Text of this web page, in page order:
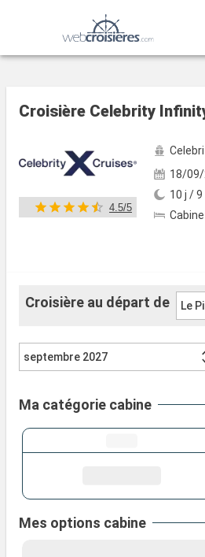
Voir les 26 autres photos
Croisière Celebrity
4.5/5
18/
10 j / 9
Croisière au départ de Le
septembre 2027
Ma catégorie cabine
Mes options cabine